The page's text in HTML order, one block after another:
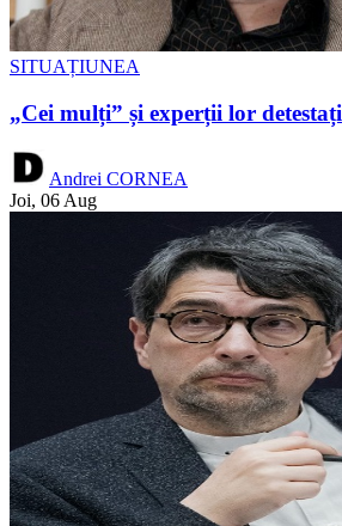
SITUAȚIUNEA
„Cei mulți” și experții lor detestați
Andrei CORNEA
Joi, 06 Aug